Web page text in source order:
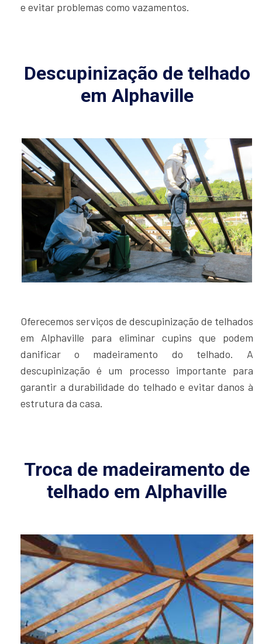
e evitar problemas como vazamentos.
Descupinização de telhado
em Alphaville
Oferecemos serviços de descupinização de telhados
em Alphaville para eliminar cupins que podem
danificar o madeiramento do telhado. A
descupinização é um processo importante para
garantir a durabilidade do telhado e evitar danos à
estrutura da casa.
Troca de madeiramento de
telhado em Alphaville